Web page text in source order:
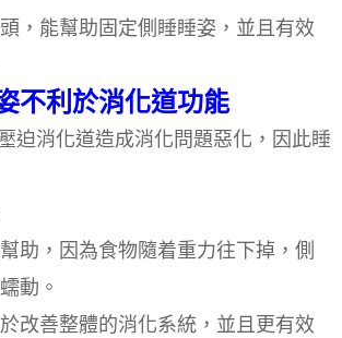
，能幫助固定側睡睡姿，並且有效
不利於消化道功能
迫消化道造成消化問題惡化，因此睡
助，因為食物隨着重力往下掉，側
動。
改善整體的消化系統，並且更有效